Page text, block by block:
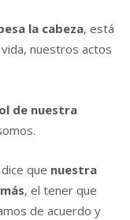
la cabeza, está
nuestros actos
de nuestra
que nuestra
, el tener que
de acuerdo y